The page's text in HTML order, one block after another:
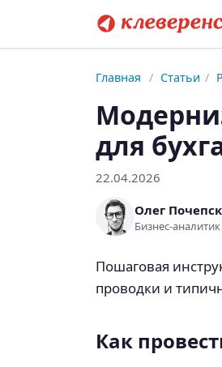
Главная / Статьи /
для
22.04.2026
Олег
Бизнес-
Пошаговая
проводки и
Как